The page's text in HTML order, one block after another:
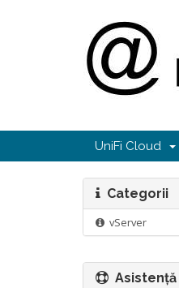
UniFi Cloud
Categorii
vServer
Asistență